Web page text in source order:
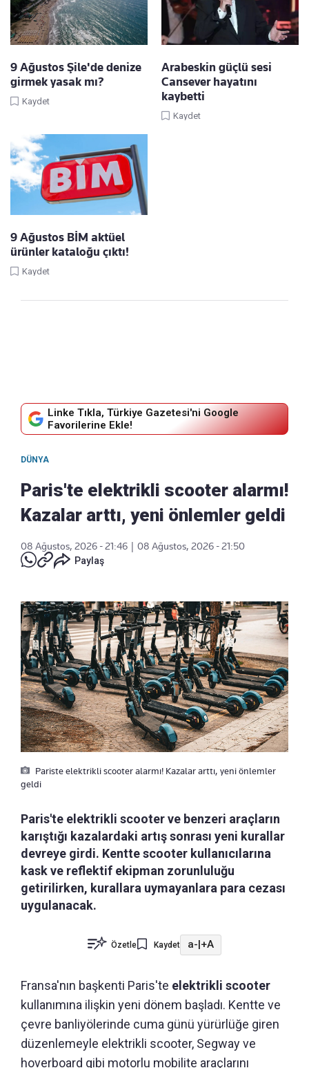
9 Ağustos Şile'de denize
girmek yasak mı?
Kaydet
Arabeskin güçlü sesi
Cansever hayatını
kaybetti
Kaydet
9 Ağustos BİM aktüel
ürünler kataloğu çıktı!
Kaydet
Linke Tıkla, Türkiye Gazetesi'ni Google
Favorilerine Ekle!
DÜNYA
Paris'te elektrikli scooter alarmı!
Kazalar arttı, yeni önlemler geldi
08 Ağustos, 2026 - 21:46
08 Ağustos, 2026 - 21:50
Paylaş
Pariste elektrikli scooter alarmı! Kazalar arttı, yeni önlemler
geldi
Paris'te elektrikli scooter ve benzeri araçların
karıştığı kazalardaki artış sonrası yeni kurallar
devreye girdi. Kentte scooter kullanıcılarına
kask ve reflektif ekipman zorunluluğu
getirilirken, kurallara uymayanlara para cezası
uygulanacak.
Özetle Kaydet a- +A
Fransa'nın başkenti Paris'te elektrikli scooter
kullanımına ilişkin yeni dönem başladı. Kentte ve
çevre banliyölerinde cuma günü yürürlüğe giren
düzenlemeyle elektrikli scooter, Segway ve
hoverboard gibi motorlu mobilite araçlarını